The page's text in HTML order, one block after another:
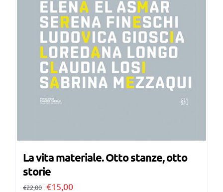
La vita materiale. Otto stanze, otto
storie
€22,00 Il
€15,00Il